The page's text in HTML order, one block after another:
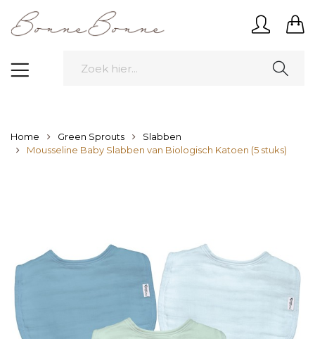
Home Green Sprouts
Slabben
Mousseline Baby Slabben van Biologisch Katoen (5 stuks)